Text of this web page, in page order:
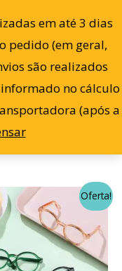
em até 3 dias
pedido (em geral,
são realizados
no cálculo
(após a
0
de 30 resultados
Oferta!
O
preço
original
era:
R$ 20,00.
O
preço
é:
R$
Este
tem